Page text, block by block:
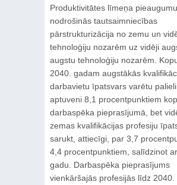
Produktivitātes līmeņa
nodrošinās tautsaimniecības
pārstrukturizācija no zemu un
tehnoloģiju nozarēm uz vidēji
augstu tehnoloģiju nozarēm.
2040. gadam augstākās
darbavietu īpatsvars varētu
aptuveni 8,1 procentpunktiem
darbaspēka pieprasījumā, bet
zemas kvalifikācijas profesiju
sarukt, attiecīgi, par 3,7
4,4 procentpunktiem, salīdzinot ar
gadu. Darbaspēka pieprasījums
vienkāršajās profesijās līdz 2040.